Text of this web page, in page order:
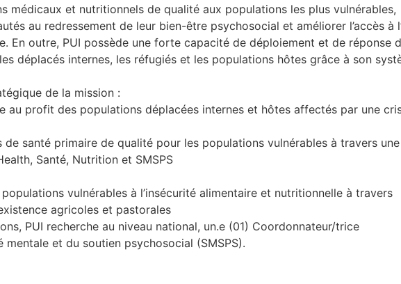
médicaux et nutritionnels de qualité aux populations les plus vulnérables,
au redressement de leur bien-être psychosocial et améliorer l’accès à
En outre, PUI possède une forte capacité de déploiement et de réponse
déplacés internes, les réfugiés et les populations hôtes grâce à son
de la mission :
au profit des populations déplacées internes et hôtes affectés par une
de santé primaire de qualité pour les populations vulnérables à travers une
Santé, Nutrition et SMSPS
vulnérables à l’insécurité alimentaire et nutritionnelle à travers
agricoles et pastorales
PUI recherche au niveau national, un.e (01) Coordonnateur/trice
mentale et du soutien psychosocial (SMSPS).